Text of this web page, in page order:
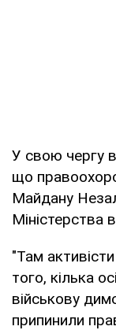
У свою чергу
що
Майдану
Міністерства
"Там
того, кілька
військову
припинили